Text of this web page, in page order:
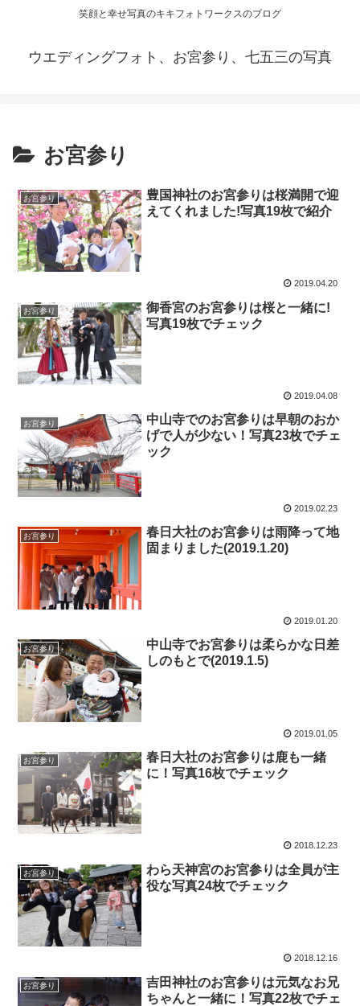
笑顔と幸せ写真のキキフォトワークスのブログ
ウエディングフォト、お宮参り、七五三の写真
お宮参り
お宮参り
豊国神社のお宮参りは桜満開で迎
えてくれました!写真19枚で紹介
2019.04.20
お宮参り
御香宮のお宮参りは桜と一緒に!
写真19枚でチェック
2019.04.08
お宮参り
中山寺でのお宮参りは早朝のおか
げで人が少ない！写真23枚でチェ
ック
2019.02.23
お宮参り
春日大社のお宮参りは雨降って地
固まりました(2019.1.20)
2019.01.20
お宮参り
中山寺でお宮参りは柔らかな日差
しのもとで(2019.1.5)
2019.01.05
お宮参り
春日大社のお宮参りは鹿も一緒
に！写真16枚でチェック
2018.12.23
お宮参り
わら天神宮のお宮参りは全員が主
役な写真24枚でチェック
2018.12.16
お宮参り
吉田神社のお宮参りは元気なお兄
ちゃんと一緒に！写真22枚でチェ